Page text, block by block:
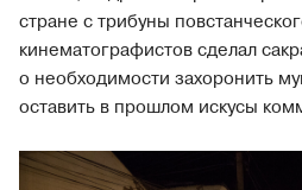
стране с трибуны
кинематографистов сделал
о необходимости захоронить
оставить в прошлом искусы